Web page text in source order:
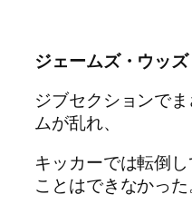
ジェームズ・ウッズ
ジブセクションで
ムが乱れ、
キッカーでは転倒
ことはできなかった